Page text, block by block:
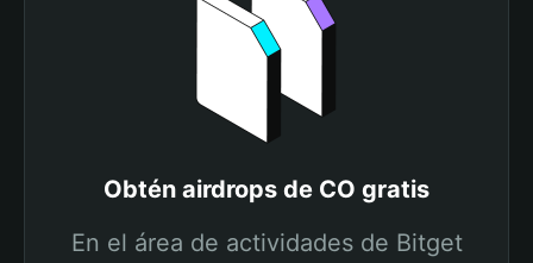
Obtén airdrops de CO gratis
En el área de actividades de Bitget